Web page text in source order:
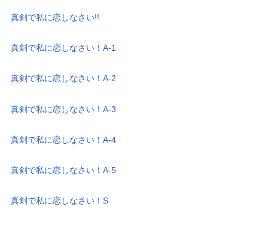
真剣で私に恋しなさい!!
真剣で私に恋しなさい！A-1
真剣で私に恋しなさい！A-2
真剣で私に恋しなさい！A-3
真剣で私に恋しなさい！A-4
真剣で私に恋しなさい！A-5
真剣で私に恋しなさい！S